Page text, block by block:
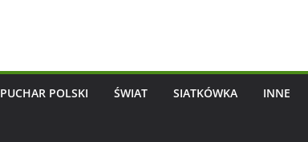
PUCHAR POLSKI ŚWIAT SIATKÓWKA INNE